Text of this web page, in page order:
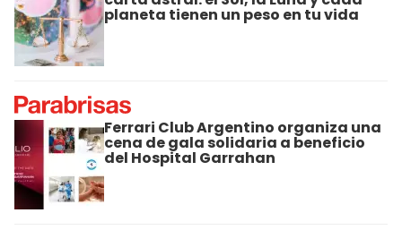
planeta tienen un peso en tu vida
Ferrari Club Argentino organiza una
cena de gala solidaria a beneficio
del Hospital Garrahan